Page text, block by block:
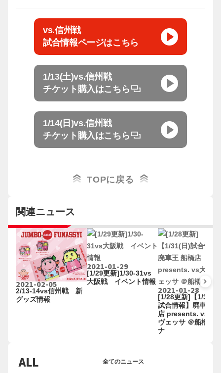
vs.信州戦
試合情報ページはこちら
1/13(土)vs.信州戦
チケット購入はこちら
1/14(日)vs.信州戦
チケット購入はこちら
TOPに戻る
関連ニュース
2021-02-05
2/13-14vs信州戦 新
グッズ情報
2021-01-29
[1/29更新]1/30-31vs
大阪戦 イベント情報
2021-01-28
[1/28更新]【1/31(
試合情報】廃車王
店 presents. vs大
ヴェッサ ＠船橋ア
ナ
keyboard_arrow_right
ALL 全てのニュース